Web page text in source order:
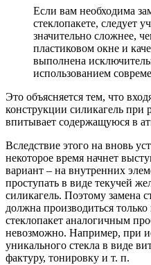
Если вам необходима
стеклопакете, следует
значительно сложнее,
пластиковом окне и
выполнена
использованием
Это объясняется тем, что
конструкции силикагель при
впитывает содержащуюся в
Вследствие этого на вновь
некоторое время начнет
вариант – на внутренних
проступать в виде текучей
силикагель. Поэтому замена
должна производиться только
стеклопакет аналогичным
невозможно. Например, при
уникального стекла в виде
фактуру, тонировку и т. п.